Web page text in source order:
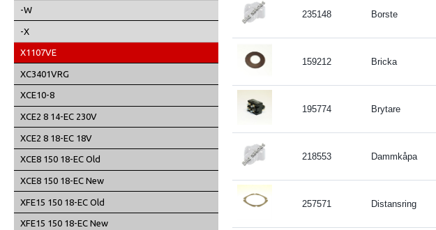
-W
-X
X1107VE
XC3401VRG
XCE10-8
XCE2 8 14-EC 230V
XCE2 8 18-EC 18V
XCE8 150 18-EC Old
XCE8 150 18-EC New
XFE15 150 18-EC Old
XFE15 150 18-EC New
235148 Borste
159212 Bricka
195774 Brytare
218553 Dammkåpa
257571 Distansring